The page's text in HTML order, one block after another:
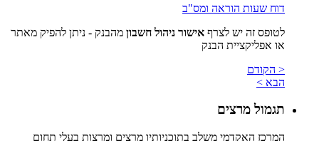
דוח שעות הוראה ומס"ב
לטופס זה יש לצרף אישור ניהול חשבון מהבנק - ניתן להפיק מאתר
או אפליקציית הבנק
< הקודם
הבא >
תגמול מרצים
המרכז האקדמי משלב בתוכניותיו מרצים ומרצות בעלי תחום